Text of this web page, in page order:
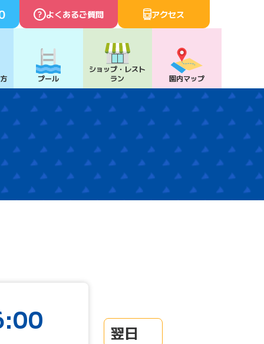
よくあるご質問 アクセス
プール
ショップ・ レスト
ラン
園内マップ
翌日